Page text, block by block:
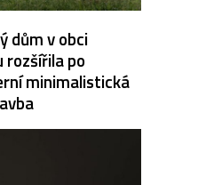
dům v obci
rozšířila po
minimalistická